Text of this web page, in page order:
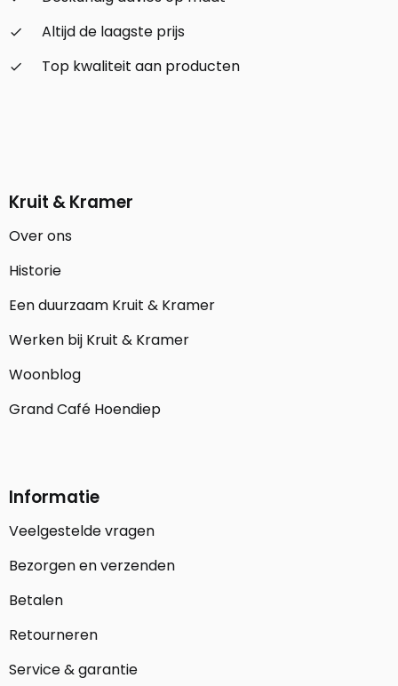
check_small
Altijd de laagste prijs
check_small
Top kwaliteit aan producten
Kruit & Kramer
Over ons
Historie
Een duurzaam Kruit & Kramer
Werken bij Kruit & Kramer
Woonblog
Grand Café Hoendiep
Informatie
Veelgestelde vragen
Bezorgen en verzenden
Betalen
Retourneren
Service & garantie